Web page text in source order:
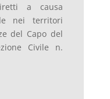
a causa
nei territori
del Capo del
Civile n.